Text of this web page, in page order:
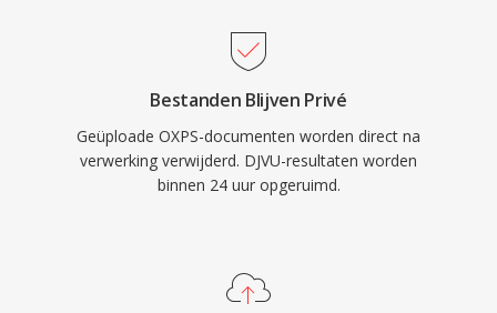
Bestanden Blijven Privé
Geüploade OXPS-documenten worden direct na
verwerking verwijderd. DJVU-resultaten worden
binnen 24 uur opgeruimd.